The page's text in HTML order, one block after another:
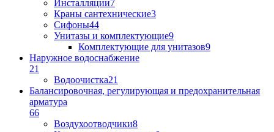
Инсталляции7
Краны сантехнические3
Сифоны44
Унитазы и комплектующие9
Комплектующие для унитазов9
Наружное водоснабжение
21
Водоочистка21
Балансировочная, регулирующая и предохранительная
арматура
66
Воздухоотводчики8